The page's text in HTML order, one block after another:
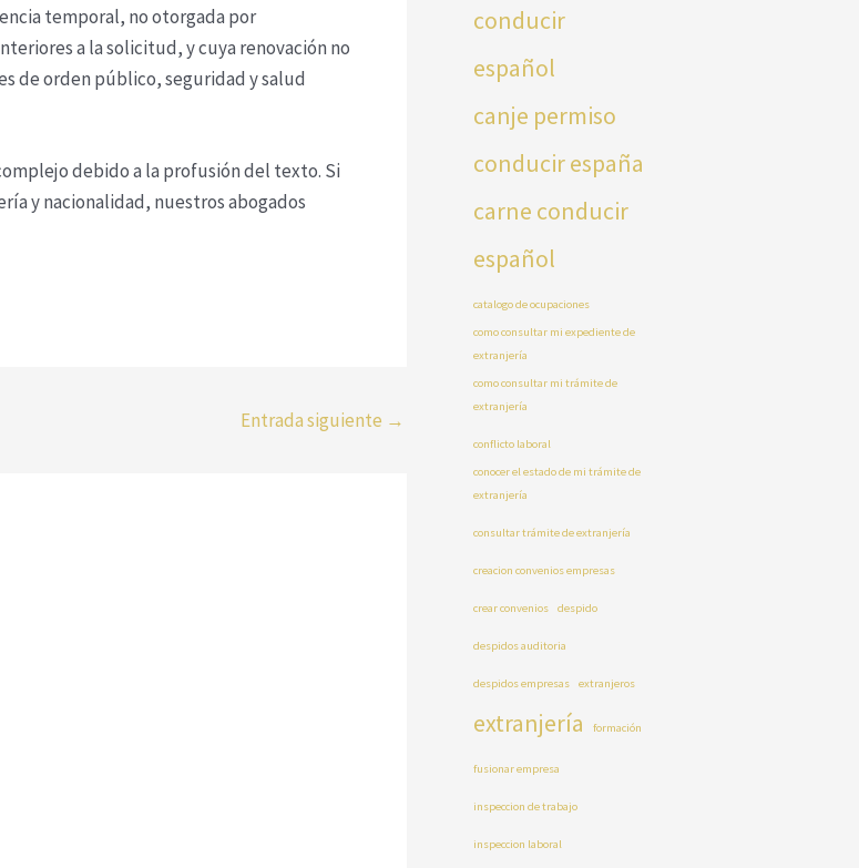
temporal, no otorgada por
a la solicitud, y cuya renovación no
de orden público, seguridad y salud
debido a la profusión del texto. Si
y nacionalidad, nuestros abogados
Entrada siguiente →
conducir
español
canje permiso
conducir españa
carne conducir
español
catalogo de ocupaciones
como consultar mi expediente de
extranjería
como consultar mi trámite de
extranjería
conflicto laboral
conocer el estado de mi trámite de
extranjería
consultar trámite de extranjería
creacion convenios empresas
crear convenios despido
despidos auditoria
despidos empresas extranjeros
extranjería formación
fusionar empresa
inspeccion de trabajo
inspeccion laboral